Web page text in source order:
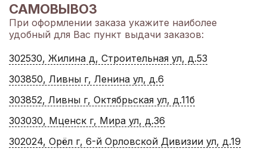
САМОВЫВОЗ
При оформлении заказа укажите наиболее
удобный для Вас пункт выдачи заказов:
302530, Жилина д, Строительная ул, д.53
303850, Ливны г, Ленина ул, д.6
303852, Ливны г, Октябрьская ул, д.11б
303030, Мценск г, Мира ул, д.36
302024, Орёл г, 6-й Орловской Дивизии ул, д.19